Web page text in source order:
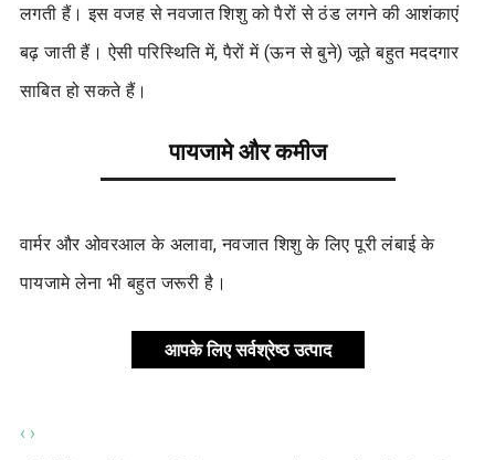
लगती हैं। इस वजह से नवजात शिशु को पैरों से ठंड लगने की आशंकाएं
बढ़ जाती हैं। ऐसी परिस्थिति में, पैरों में (ऊन से बुने) जूते बहुत मददगार
साबित हो सकते हैं।
पायजामे और कमीज
वार्मर और ओवरआल के अलावा, नवजात शिशु के लिए पूरी लंबाई के
पायजामे लेना भी बहुत जरूरी है।
आपके लिए सर्वश्रेष्ठ उत्पाद
‹ ›